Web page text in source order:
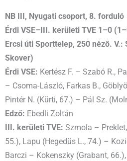
NB III, Nyugati csoport, 8. forduló
Érdi VSE–III. kerületi TVE 1–0
Ercsi úti Sporttelep, 250 néző. V.:
Skover)
Érdi VSE: Kertész F. – Szabó R.,
– Csoma-László, Farkas B.,
Pintér N. (Kürti, 67.) – Pál Sz.
Edző: Ebedli Zoltán
III. kerületi TVE: Szmola –
55.), Lapu (Hegedüs L., 74.) –
Barczi – Kokenszky (Grabant,